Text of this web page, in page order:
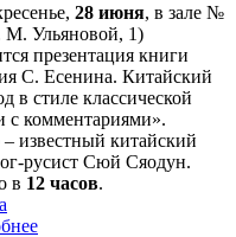
28 июня, в зале №
М. Ульяновой, 1)
презентация книги
С. Есенина. Китайский
в стиле классической
с комментариями».
известный китайский
русист Сюй Сяодун.
в 12 часов.